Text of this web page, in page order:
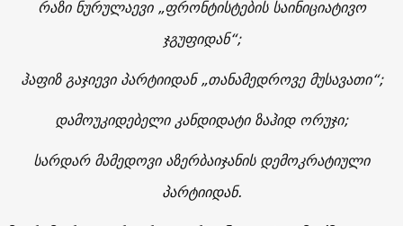
რაზი ნურულაევი „ფრონტისტების საინიციატივო
ჯგუფიდან“;
ჰაფიზ გაჯიევი პარტიიდან „თანამედროვე მუსავათი“;
დამოუკიდებელი კანდიდატი ზაჰიდ ორუჯი;
სარდარ მამედოვი აზერბაიჯანის დემოკრატიული
პარტიიდან.